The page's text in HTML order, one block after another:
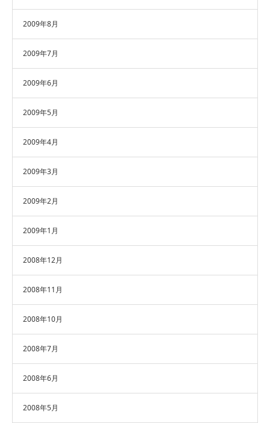
2009年8月
2009年7月
2009年6月
2009年5月
2009年4月
2009年3月
2009年2月
2009年1月
2008年12月
2008年11月
2008年10月
2008年7月
2008年6月
2008年5月